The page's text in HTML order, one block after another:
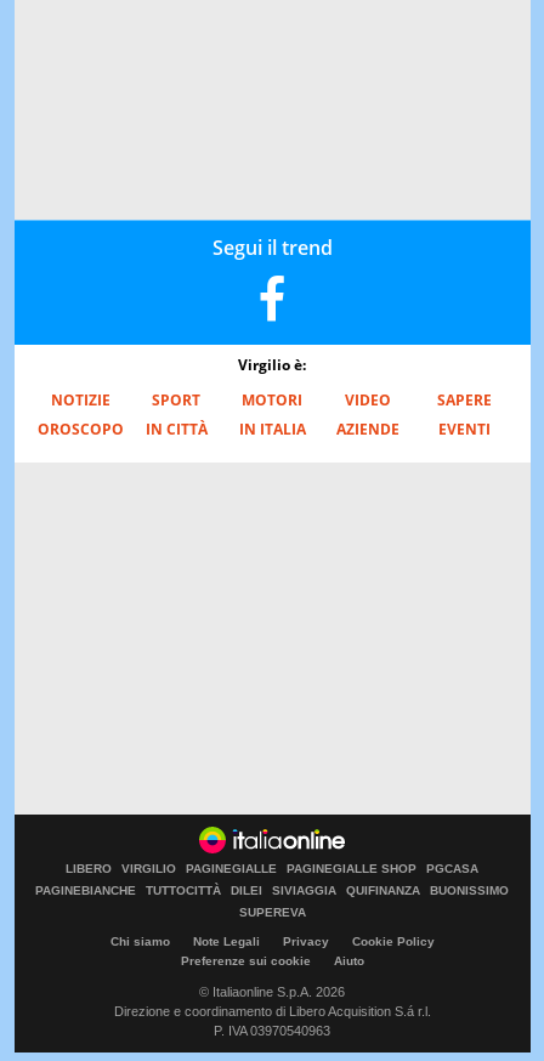
Segui il trend
Virgilio è:
NOTIZIE
SPORT MOTORI VIDEO
SAPERE
OROSCOPO
IN CITTÀ IN ITALIA AZIENDE EVENTI
LIBERO VIRGILIO PAGINEGIALLE PAGINEGIALLE SHOP
PGCASA
PAGINEBIANCHE
TUTTOCITTÀ DILEI SIVIAGGIA QUIFINANZA
BUONISSIMO
SUPEREVA
Chi siamo Note Legali Privacy
Cookie Policy
Preferenze sui cookie
Aiuto
© Italiaonline S.p.A. 2026
Direzione e coordinamento di Libero Acquisition S.á r.l.
P. IVA 03970540963